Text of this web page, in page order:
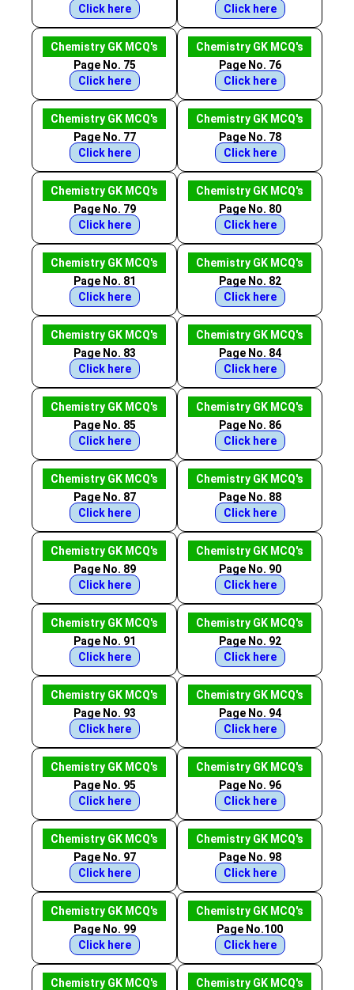
Click here
Click here
Chemistry GK MCQ's
Page No. 75
Click here
Chemistry GK MCQ's
Page No. 76
Click here
Chemistry GK MCQ's
Page No. 77
Click here
Chemistry GK MCQ's
Page No. 78
Click here
Chemistry GK MCQ's
Page No. 79
Click here
Chemistry GK MCQ's
Page No. 80
Click here
Chemistry GK MCQ's
Page No. 81
Click here
Chemistry GK MCQ's
Page No. 82
Click here
Chemistry GK MCQ's
Page No. 83
Click here
Chemistry GK MCQ's
Page No. 84
Click here
Chemistry GK MCQ's
Page No. 85
Click here
Chemistry GK MCQ's
Page No. 86
Click here
Chemistry GK MCQ's
Page No. 87
Click here
Chemistry GK MCQ's
Page No. 88
Click here
Chemistry GK MCQ's
Page No. 89
Click here
Chemistry GK MCQ's
Page No. 90
Click here
Chemistry GK MCQ's
Page No. 91
Click here
Chemistry GK MCQ's
Page No. 92
Click here
Chemistry GK MCQ's
Page No. 93
Click here
Chemistry GK MCQ's
Page No. 94
Click here
Chemistry GK MCQ's
Page No. 95
Click here
Chemistry GK MCQ's
Page No. 96
Click here
Chemistry GK MCQ's
Page No. 97
Click here
Chemistry GK MCQ's
Page No. 98
Click here
Chemistry GK MCQ's
Page No. 99
Click here
Chemistry GK MCQ's
Page No.100
Click here
Chemistry GK MCQ's
Chemistry GK MCQ's